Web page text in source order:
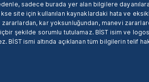
sadece burada yer alan bilgilere
site için kullanılan kaynaklardaki hata ve
kar yoksunluğundan, manevi
şekilde sorumlu tutulamaz. BİST isim ve
BİST ismi altında açıklanan tüm bilgilerin telif